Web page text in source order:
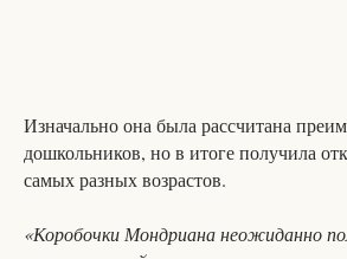
Изначально она была рассчитана
дошкольников, но в итоге получила
самых разных возрастов.
«Коробочки Мондриана неожиданно